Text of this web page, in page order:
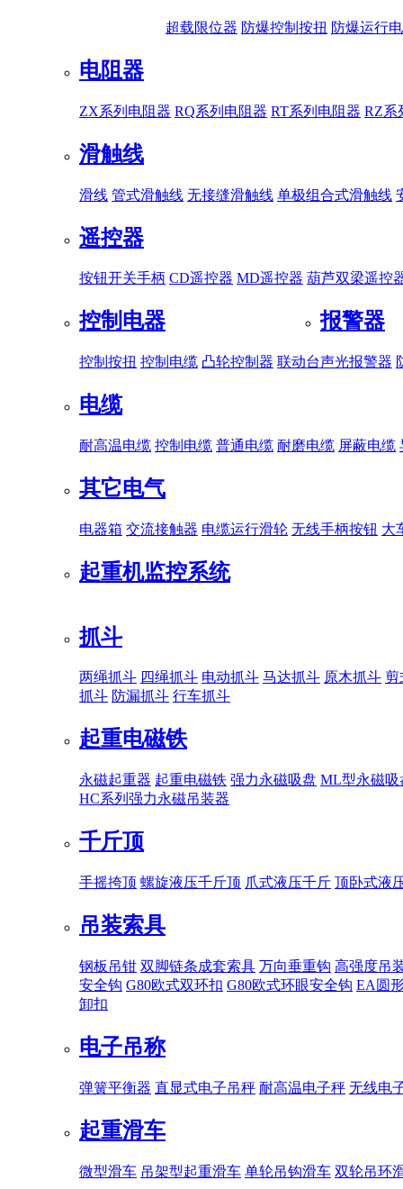
超载限位器 防爆控制按扭 防爆运行
电阻器
ZX系列电阻器 RQ系列电阻器 RT系列电阻器 RZ系
滑触线
滑线 管式滑触线 无接缝滑触线 单极组合式滑触线
遥控器
按钮开关手柄 CD遥控器 MD遥控器 葫芦双梁遥控
控制电器
控制按扭 控制电缆 凸轮控制器 联动台
报警器
声光报警器
电缆
耐高温电缆 控制电缆 普通电缆 耐磨电缆 屏蔽电缆
其它电气
电器箱 交流接触器 电缆运行滑轮 无线手柄按钮 大
起重机监控系统
抓斗
两绳抓斗 四绳抓斗 电动抓斗 马达抓斗 原木抓斗 剪
抓斗 防漏抓斗 行车抓斗
起重电磁铁
永磁起重器 起重电磁铁 强力永磁吸盘 ML型永磁吸
HC系列强力永磁吊装器
千斤顶
手摇挎顶 螺旋液压千斤顶 爪式液压千斤 顶卧式液
吊装索具
钢板吊钳 双脚链条成套索具 万向垂重钩 高强度吊
安全钩 G80欧式双环扣 G80欧式环眼安全钩 EA圆
卸扣
电子吊称
弹簧平衡器 直显式电子吊秤 耐高温电子秤 无线电
起重滑车
微型滑车 吊架型起重滑车 单轮吊钩滑车 双轮吊环